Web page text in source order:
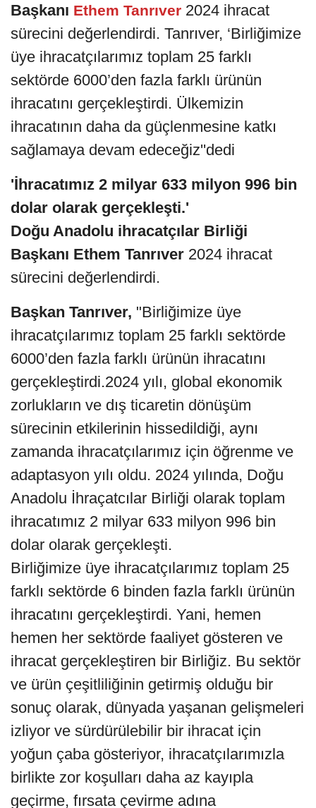
Başkanı Ethem Tanrıver 2024 ihracat
sürecini değerlendirdi. Tanrıver, ‘Birliğimize
üye ihracatçılarımız toplam 25 farklı
sektörde 6000’den fazla farklı ürünün
ihracatını gerçekleştirdi. Ülkemizin
ihracatının daha da güçlenmesine katkı
sağlamaya devam edeceğiz''dedi
'İhracatımız 2 milyar 633 milyon 996 bin
dolar olarak gerçekleşti.'
Doğu Anadolu ihracatçılar Birliği
Başkanı Ethem Tanrıver 2024 ihracat
sürecini değerlendirdi.
Başkan Tanrıver, "Birliğimize üye
ihracatçılarımız toplam 25 farklı sektörde
6000’den fazla farklı ürünün ihracatını
gerçekleştirdi.2024 yılı, global ekonomik
zorlukların ve dış ticaretin dönüşüm
sürecinin etkilerinin hissedildiği, aynı
zamanda ihracatçılarımız için öğrenme ve
adaptasyon yılı oldu. 2024 yılında, Doğu
Anadolu İhraçatcılar Birliği olarak toplam
ihracatımız 2 milyar 633 milyon 996 bin
dolar olarak gerçekleşti.
Birliğimize üye ihracatçılarımız toplam 25
farklı sektörde 6 binden fazla farklı ürünün
ihracatını gerçekleştirdi. Yani, hemen
hemen her sektörde faaliyet gösteren ve
ihracat gerçekleştiren bir Birliğiz. Bu sektör
ve ürün çeşitliliğinin getirmiş olduğu bir
sonuç olarak, dünyada yaşanan gelişmeleri
izliyor ve sürdürülebilir bir ihracat için
yoğun çaba gösteriyor, ihracatçılarımızla
birlikte zor koşulları daha az kayıpla
geçirme, fırsata çevirme adına